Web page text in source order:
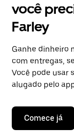
você
Farley
Ganhe dinheiro
com entregas,
Você pode usar
alugado pelo
Comece já